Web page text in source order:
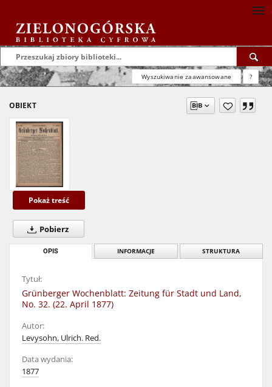
Wyszukiwanie zaawansowane ?
OBIEKT
Pokaż treść
Pobierz
OPIS INFORMACJE STRUKTURA
Tytuł:
Grünberger Wochenblatt: Zeitung für Stadt und Land,
No. 32. (22. April 1877)
Autor:
Levysohn, Ulrich. Red.
Data wydania:
1877